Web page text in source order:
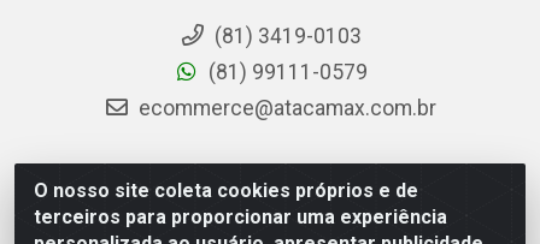
O nosso site coleta cookies próprios e de
terceiros para proporcionar uma experiência
(81) 3419-0103
(81) 99111-0579
ecommerce@atacamax.com.br
Atacamax Importadora de Alimentos LTDA - RODOVIA BR-
101 - SUL, KM 79,60 GP E GALPAO:D - Muribeca, Jaboatão dos